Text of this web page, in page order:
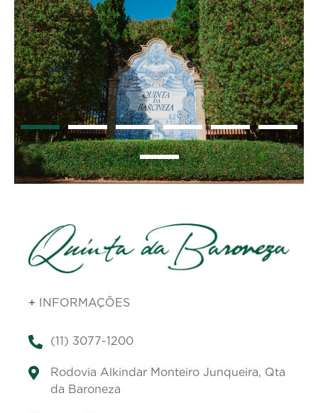
+ INFORMAÇÕES
(11) 3077-1200
Rodovia Alkindar Monteiro Junqueira, Qta
da Baroneza